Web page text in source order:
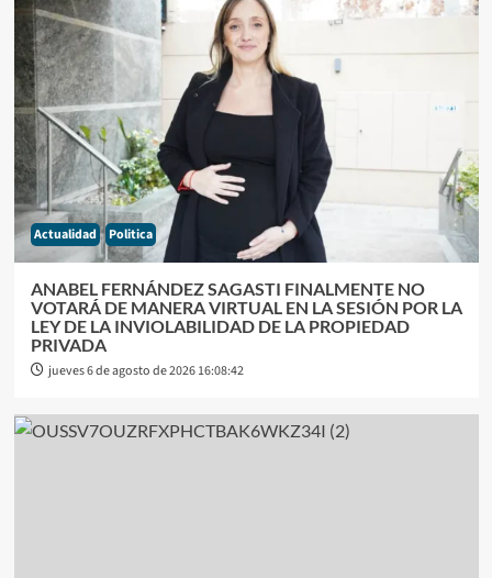
Actualidad Politica
ANABEL FERNÁNDEZ SAGASTI FINALMENTE NO
VOTARÁ DE MANERA VIRTUAL EN LA SESIÓN POR LA
LEY DE LA INVIOLABILIDAD DE LA PROPIEDAD
PRIVADA
jueves 6 de agosto de 2026 16:08:42